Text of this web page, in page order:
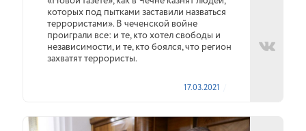
которых под пытками заставили назваться
террористами». В чеченской войне
проиграли все: и те, кто хотел свободы и
независимости, и те, кто боялся, что регион
захватят террористы.
17.03.2021